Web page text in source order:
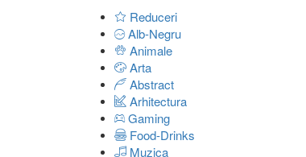
Reduceri
Alb-Negru
Animale
Arta
Abstract
Arhitectura
Gaming
Food-Drinks
Muzica